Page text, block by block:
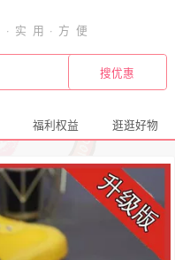
福利权益 逛逛好物